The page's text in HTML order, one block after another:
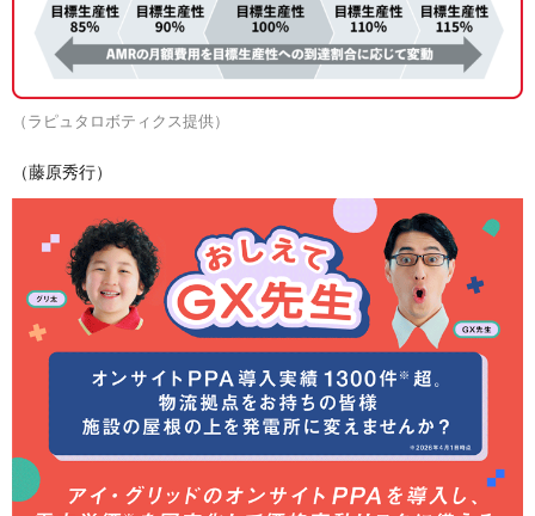
（ラピュタロボティクス提供）
（藤原秀行）